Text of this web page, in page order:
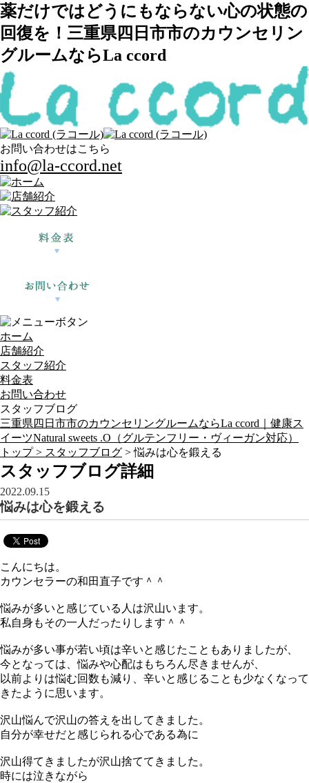
薬だけではどうにもならない心の状態の
回復を！三重県四日市市のカウンセリン
グルームならLa ccord
お問い合わせはこちら
info@la-ccord.net
ホーム
店舗紹介
スタッフ紹介
料金表
お問い合わせ
スタッフブログ
三重県四日市市のカウンセリングルームならLa ccord｜健康ス
イーツNatural sweets .O（グルテンフリー・ヴィーガン対応）
トップ > スタッフブログ > 悩みは心を鍛える
スタッフブログ詳細
2022.09.15
悩みは心を鍛える
こんにちは。
カウンセラーの和田直子です＾＾
悩みが多いと感じている人は沢山います。
私自身もその一人だったりします＾＾
悩みが多い事が若い頃は辛いと感じたこともありましたが、
今となっては、悩みや心配はもちろん尽きませんが、
以前よりは悩む回数も減り、辛いと感じることも少なくなって
きたように思います。
沢山悩んで沢山の答えを出してきました。
自分が幸せだと感じられる心である為に
沢山得てきましたが沢山捨ててきました。
時には泣きながら